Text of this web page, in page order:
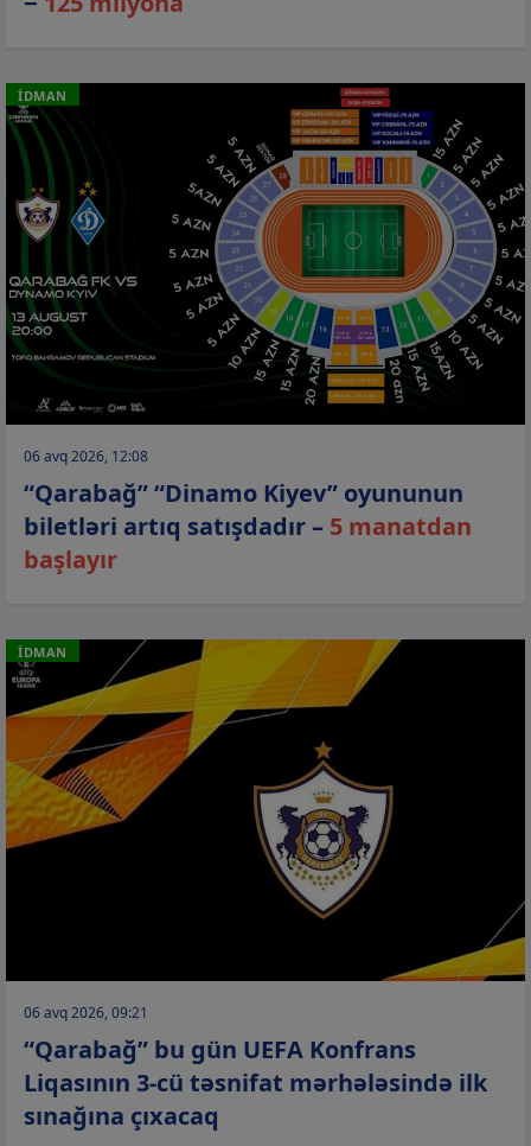
İDMAN
06 avq 2026, 12:08
“Qarabağ” “Dinamo Kiyev” oyununun
biletləri artıq satışdadır – 5 manatdan
başlayır
İDMAN
06 avq 2026, 09:21
“Qarabağ” bu gün UEFA Konfrans
Liqasının 3-cü təsnifat mərhələsində ilk
sınağına çıxacaq